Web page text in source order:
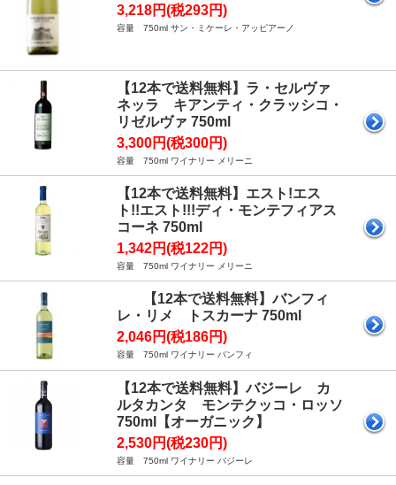
3,218円(税293円)
容量 750ml サン・ミケーレ・アッピアーノ
【12本で送料無料】ラ・セルヴァ
ネッラ キアンティ・クラッシコ・
リゼルヴァ 750ml
3,300円(税300円)
容量 750ml ワイナリー メリーニ
【12本で送料無料】エスト!エス
ト!!エスト!!!ディ・モンテフィアス
コーネ 750ml
1,342円(税122円)
容量 750ml ワイナリー メリーニ
【12本で送料無料】バンフィ
レ・リメ トスカーナ 750ml
2,046円(税186円)
容量 750ml ワイナリー バンフィ
【12本で送料無料】バジーレ カ
ルタカンタ モンテクッコ・ロッソ
750ml【オーガニック】
2,530円(税230円)
容量 750ml ワイナリー バジーレ